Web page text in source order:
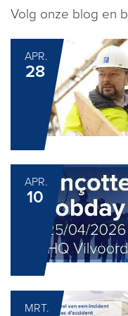
Volg onze blog en
APR.
28
APR.
10
MRT.